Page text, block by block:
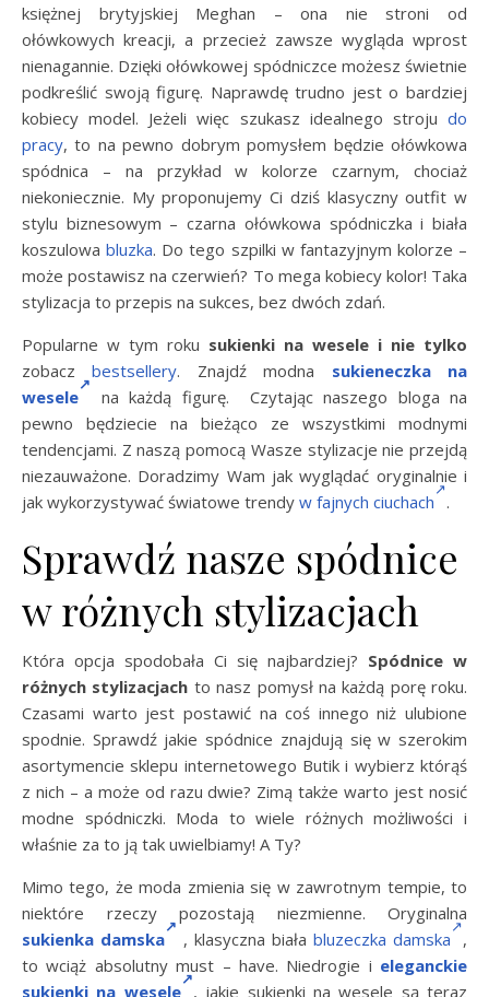
księżnej brytyjskiej Meghan – ona nie stroni od
ołówkowych kreacji, a przecież zawsze wygląda wprost
nienagannie. Dzięki ołówkowej spódniczce możesz świetnie
podkreślić swoją figurę. Naprawdę trudno jest o bardziej
kobiecy model. Jeżeli więc szukasz idealnego stroju do
pracy, to na pewno dobrym pomysłem będzie ołówkowa
spódnica – na przykład w kolorze czarnym, chociaż
niekoniecznie. My proponujemy Ci dziś klasyczny outfit w
stylu biznesowym – czarna ołówkowa spódniczka i biała
koszulowabluzka. Do tego szpilki w fantazyjnym kolorze –
może postawisz na czerwień? To mega kobiecy kolor! Taka
stylizacja to przepis na sukces, bez dwóch zdań.
Popularne w tym roku sukienki na wesele i nie tylko
zobaczbestsellery. Znajdź modna sukieneczka na
wesele
na każdą figurę. Czytając naszego bloga na
pewno będziecie na bieżąco ze wszystkimi modnymi
tendencjami. Z naszą pomocą Wasze stylizacje nie przejdą
niezauważone. Doradzimy Wam jak wyglądać oryginalnie i
jak wykorzystywać światowe trendy w fajnych ciuchach .
Sprawdź nasze spódnice
w różnych stylizacjach
Która opcja spodobała Ci się najbardziej? Spódnice w
różnych stylizacjach to nasz pomysł na każdą porę roku.
Czasami warto jest postawić na coś innego niż ulubione
spodnie. Sprawdź jakie spódnice znajdują się w szerokim
asortymencie sklepu internetowego Butik i wybierz którąś
z nich – a może od razu dwie? Zimą także warto jest nosić
modne spódniczki. Moda to wiele różnych możliwości i
właśnie za to ją tak uwielbiamy! A Ty?
Mimo tego, że moda zmienia się w zawrotnym tempie, to
niektóre rzeczy pozostają niezmienne. Oryginalna
sukienka damska
, klasyczna biała bluzeczka damska
,
to wciąż absolutny must – have. Niedrogie i eleganckie
sukienki na wesele
, jakie sukienki na wesele są teraz